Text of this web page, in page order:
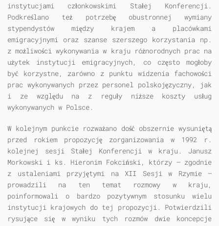
instytucjami członkowskimi Stałej Konferencji.
Podkreślano też potrzebę obustronnej wymiany
stypendystów między krajem a placówkami
emigracyjnymi oraz szanse szerszego korzystania np.
z możliwości wykonywania w kraju różnorodnych prac na
użytek instytucji emigracyjnych, co często mogłoby
być korzystne, zarówno z punktu widzenia fachowości
prac wykonywanych przez personel polskojęzyczny, jak
i ze względu na z reguły niższe koszty usług
wykonywanych w Polsce.
W kolejnym punkcie rozważano dość obszernie wysuniętą
przed rokiem propozycję zorganizowania w 1992 r.
kolejnej sesji Stałej Konferencji w kraju. Janusz
Morkowski i ks. Hieronim Fokciński, którzy — zgodnie
z ustaleniami przyjętymi na XII Sesji w Rzymie —
prowadzili na ten temat rozmowy w kraju,
poinformowali o bardzo pozytywnym stosunku wielu
instytucji krajowych do tej propozycji. Potwierdzili
rysujące się w wyniku tych rozmów dwie koncepcje